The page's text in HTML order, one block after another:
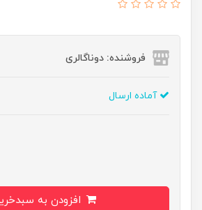
فروشنده: دوناگالری
آماده ارسال